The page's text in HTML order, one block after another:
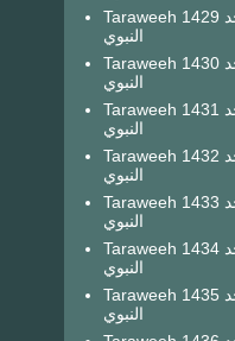
Taraweeh 1429 صلاة التراويح من المسجد
النبوي
Taraweeh 1430 صلاة التراويح من المسجد
النبوي
Taraweeh 1431 صلاة التراويح من المسجد
النبوي
Taraweeh 1432 صلاة التراويح من المسجد
النبوي
Taraweeh 1433 صلاة التراويح من المسجد
النبوي
Taraweeh 1434 صلاة التراويح من المسجد
النبوي
Taraweeh 1435 صلاة التراويح من المسجد
النبوي